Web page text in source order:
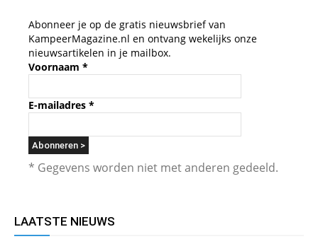
Abonneer je op de gratis nieuwsbrief van
KampeerMagazine.nl en ontvang wekelijks onze
nieuwsartikelen in je mailbox.
Voornaam *
E-mailadres *
* Gegevens worden niet met anderen gedeeld.
LAATSTE NIEUWS